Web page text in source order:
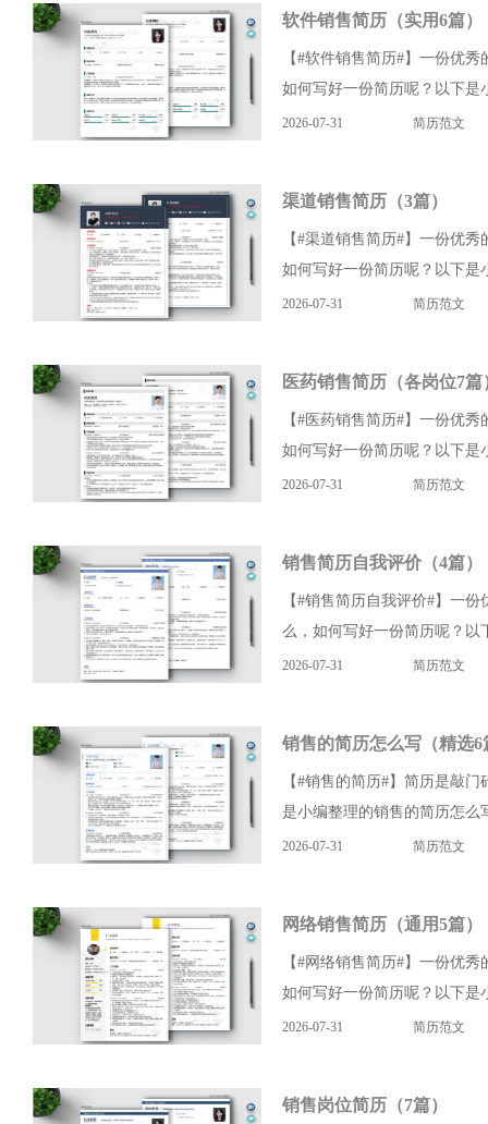
软件销售简历（实用6篇）
【#软件销售简历#】一份优
如何写好一份简历呢？以下是
2026-07-31 简历范文
渠道销售简历（3篇）
【#渠道销售简历#】一份优
如何写好一份简历呢？以下是
2026-07-31 简历范文
医药销售简历（各岗位7篇
【#医药销售简历#】一份优
如何写好一份简历呢？以下是
2026-07-31 简历范文
销售简历自我评价（4篇）
【#销售简历自我评价#】一
么，如何写好一份简历呢？以
2026-07-31 简历范文
销售的简历怎么写（精选6
【#销售的简历#】简历是敲
是小编整理的销售的简历怎么
2026-07-31 简历范文
网络销售简历（通用5篇）
【#网络销售简历#】一份优
如何写好一份简历呢？以下是
2026-07-31 简历范文
销售岗位简历（7篇）